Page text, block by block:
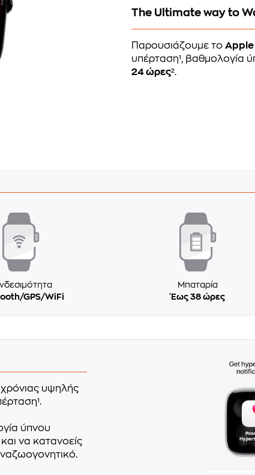
The Ultimate way to
Παρουσιάζουμε τοApple
υπέρταση¹, βαθμολογία
24 ώρες².
GPS/WiFi
Μπαταρία
Έως 38 ώρες
χρόνιας υψηλής
ύπνου
να κατανοείς